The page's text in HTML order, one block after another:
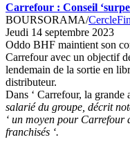
Carrefour : Conseil
BOURSORAMA/
Jeudi 14 septembre 2023
Oddo BHF maintient son
Carrefour avec un objectif
lendemain de la sortie en
distributeur.
Dans ‘ Carrefour, la grande
salarié du groupe, décrit
‘ un moyen pour Carrefour
franchisés ‘.